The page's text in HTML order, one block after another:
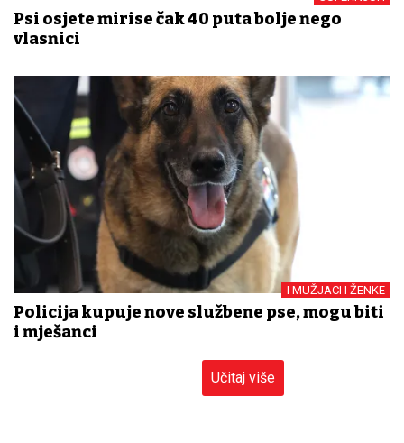
Psi osjete mirise čak 40 puta bolje nego
vlasnici
I MUŽJACI I ŽENKE
Policija kupuje nove službene pse, mogu biti
i mješanci
Učitaj više